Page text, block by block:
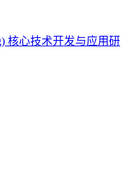
核心技术开发与应用研